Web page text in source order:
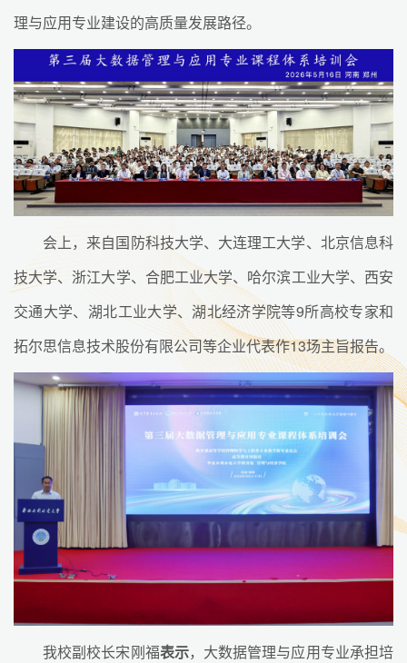
理与应用专业建设的高质量发展路径。
会上，来自国防科技大学、大连理工大学、北京信息科
技大学、浙江大学、合肥工业大学、哈尔滨工业大学、西安
交通大学、湖北工业大学、湖北经济学院等9所高校专家和
拓尔思信息技术股份有限公司等企业代表作13场主旨报告。
我校副校长宋刚福表示，大数据管理与应用专业承担培